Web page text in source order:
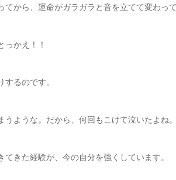
から、運命がガラガラと音を立てて変わって
かえ！！
るのです。
ような。だから、何回もこけて泣いたよね。
きた経験が、今の自分を強くしています。